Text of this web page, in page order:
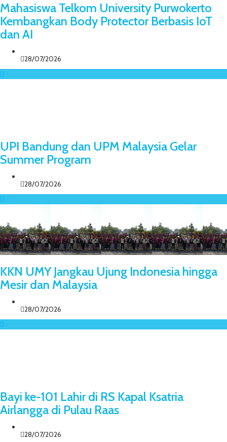
Mahasiswa Telkom University Purwokerto
Kembangkan Body Protector Berbasis IoT
dan AI
28/07/2026
UPI Bandung dan UPM Malaysia Gelar
Summer Program
28/07/2026
KKN UMY Jangkau Ujung Indonesia hingga
Mesir dan Malaysia
28/07/2026
Bayi ke-101 Lahir di RS Kapal Ksatria
Airlangga di Pulau Raas
28/07/2026